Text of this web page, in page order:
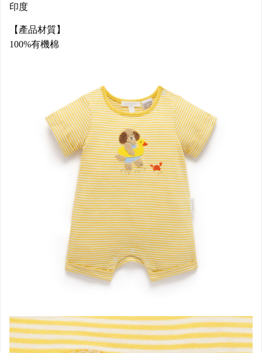
印度
【產品材質】
100%有機棉